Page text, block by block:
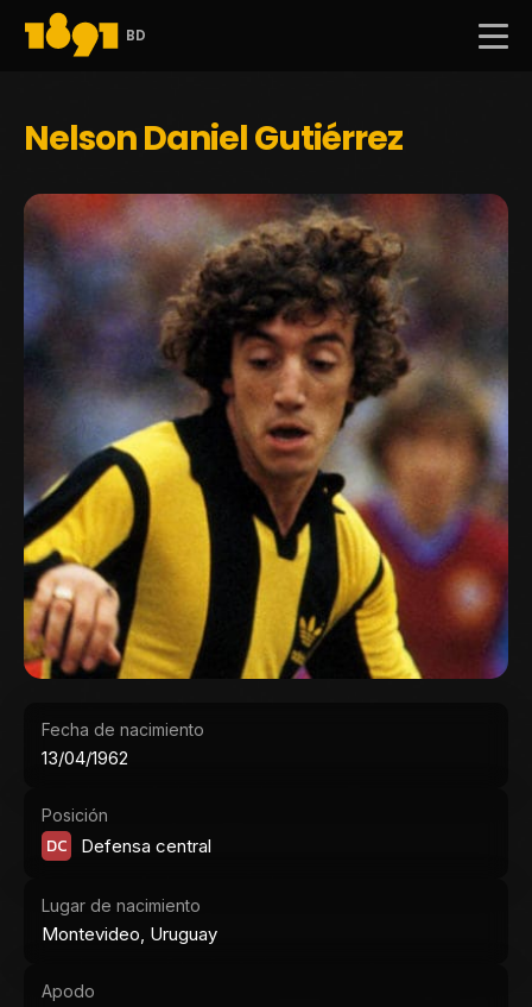
BD
Nelson Daniel Gutiérrez
Fecha de nacimiento
13/04/1962
Posición
DC Defensa central
Lugar de nacimiento
Montevideo, Uruguay
Apodo